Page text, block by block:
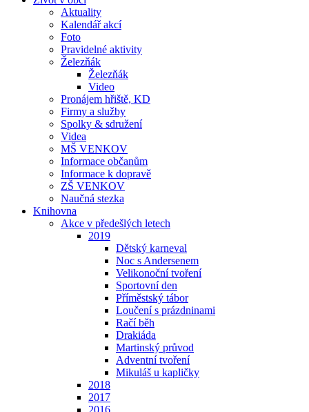
Aktuality
Kalendář akcí
Foto
Pravidelné aktivity
Železňák
Železňák
Video
Pronájem hřiště, KD
Firmy a služby
Spolky & sdružení
Videa
MŠ VENKOV
Informace občanům
Informace k dopravě
ZŠ VENKOV
Naučná stezka
Knihovna
Akce v předešlých letech
2019
Dětský karneval
Noc s Andersenem
Velikonoční tvoření
Sportovní den
Příměstský tábor
Loučení s prázdninami
Račí běh
Drakiáda
Martinský průvod
Adventní tvoření
Mikuláš u kapličky
2018
2017
2016